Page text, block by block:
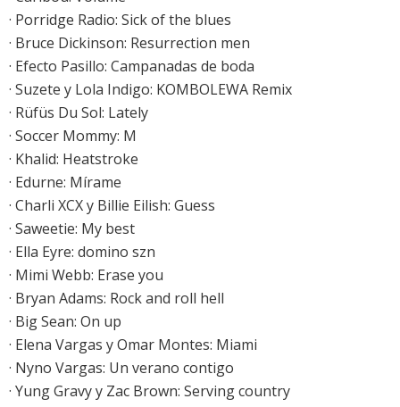
· Porridge Radio: Sick of the blues
· Bruce Dickinson: Resurrection men
· Efecto Pasillo: Campanadas de boda
· Suzete y Lola Indigo: KOMBOLEWA Remix
· Rüfüs Du Sol: Lately
· Soccer Mommy: M
· Khalid: Heatstroke
· Edurne: Mírame
· Charli XCX y Billie Eilish: Guess
· Saweetie: My best
· Ella Eyre: domino szn
· Mimi Webb: Erase you
· Bryan Adams: Rock and roll hell
· Big Sean: On up
· Elena Vargas y Omar Montes: Miami
· Nyno Vargas: Un verano contigo
· Yung Gravy y Zac Brown: Serving country